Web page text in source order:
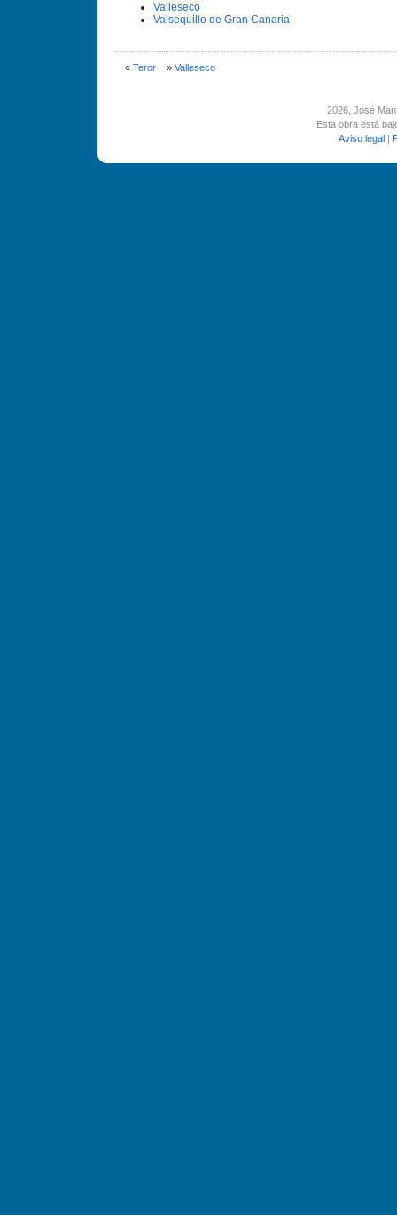
Valleseco
Valsequillo de Gran Canaria
« Teror» Valleseco
2026, José
Esta obra está
Aviso legal |